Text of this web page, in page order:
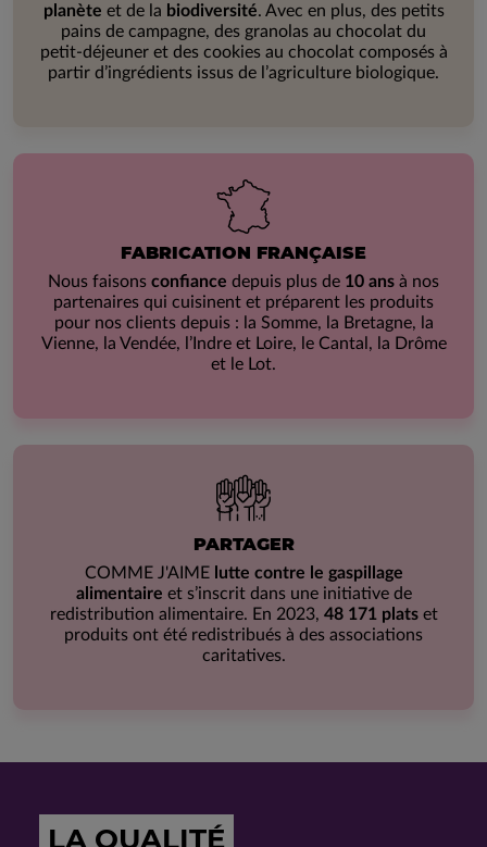
planète et de la biodiversité. Avec en plus, des petits
pains de campagne, des granolas au chocolat du
petit-déjeuner et des cookies au chocolat composés à
partir d’ingrédients issus de l’agriculture biologique.
FABRICATION FRANÇAISE
Nous faisons confiance depuis plus de 10 ans à nos
partenaires qui cuisinent et préparent les produits
pour nos clients depuis : la Somme, la Bretagne, la
Vienne, la Vendée, l’Indre et Loire, le Cantal, la Drôme
et le Lot.
PARTAGER
COMME J'AIME lutte contre le gaspillage
alimentaire et s’inscrit dans une initiative de
redistribution alimentaire. En 2023, 48 171 platset
produits ont été redistribués à des associations
caritatives.
LA QUALITÉ